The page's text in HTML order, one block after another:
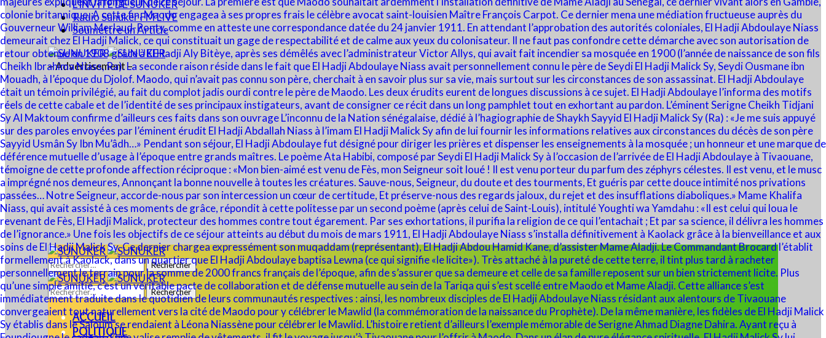
L’INVITÉ DE SUNUKER
Radio Sunuker FM LIVE
Soumettre un Article
– Advertisement –
Rechercher :
Rechercher :
ACCUEIL
POLITIQUE